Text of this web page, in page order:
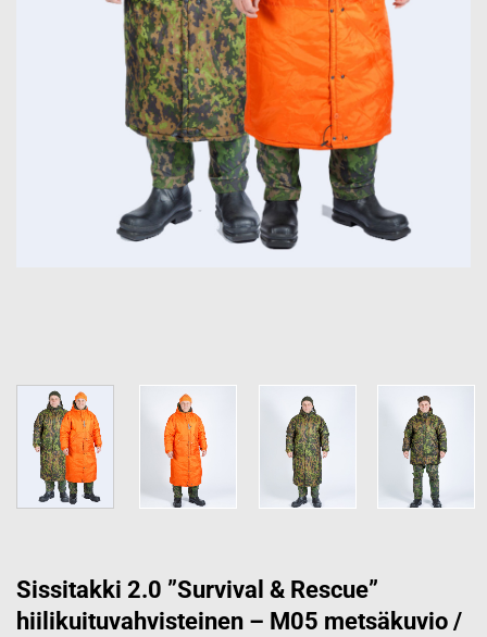
Sissitakki 2.0 ”Survival & Rescue”
hiilikuituvahvisteinen – M05 metsäkuvio /